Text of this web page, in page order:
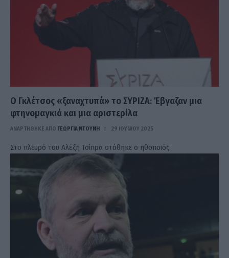
Ο Γκλέτσος «ξαναχτυπά» το ΣΥΡΙΖΑ: Έβγαζαν μια
φτηνομαγκιά και μια αριστερίλα
ΑΝΑΡΤΗΘΗΚΕ ΑΠΟ ΓΕΩΡΓΊΑ ΝΤΟΎΝΗ 29 ΙΟΥΝΊΟΥ 2025
Στο πλευρό του Αλέξη Τσίπρα στάθηκε ο ηθοποιός